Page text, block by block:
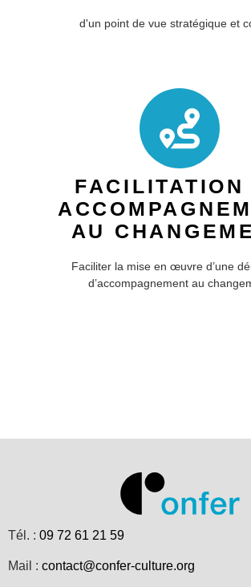
d'un point de vue stratégique et
FACILITATION
AU
Faciliter la mise en œuvre d’une
d’accompagnement au
Tél. : 09 72 61 21 59
Mail : contact@confer-culture.org